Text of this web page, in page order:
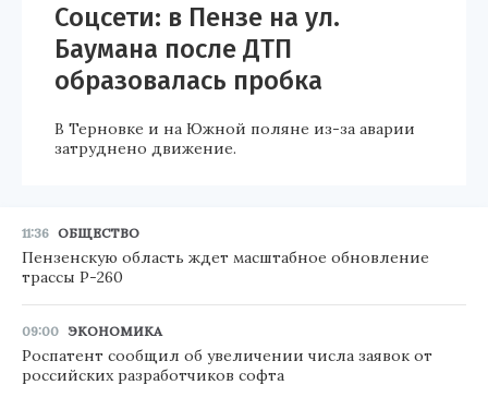
Соцсети: в Пензе на ул.
Баумана после ДТП
образовалась пробка
В Терновке и на Южной поляне из-за аварии
затруднено движение.
11:36 ОБЩЕСТВО
Пензенскую область ждет масштабное обновление
трассы Р-260
09:00 ЭКОНОМИКА
Роспатент сообщил об увеличении числа заявок от
российских разработчиков софта